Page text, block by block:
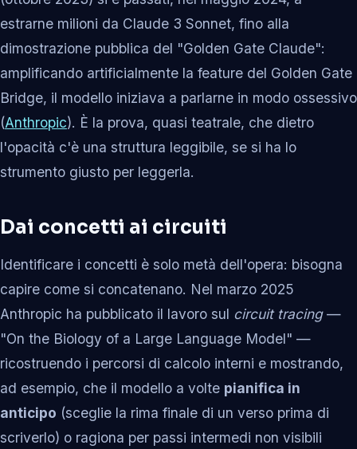
estrarne milioni da Claude 3 Sonnet, fino alla
dimostrazione pubblica del "Golden Gate Claude":
amplificando artificialmente la feature del Golden Gate
Bridge, il modello iniziava a parlarne in modo ossessivo
(Anthropic). È la prova, quasi teatrale, che dietro
l'opacità c'è una struttura leggibile, se si ha lo
strumento giusto per leggerla.
Dai concetti ai circuiti
Identificare i concetti è solo metà dell'opera: bisogna
capire come si concatenano. Nel marzo 2025
Anthropic ha pubblicato il lavoro sul circuit tracing—
"On the Biology of a Large Language Model" —
ricostruendo i percorsi di calcolo interni e mostrando,
ad esempio, che il modello a volte pianifica in
anticipo (sceglie la rima finale di un verso prima di
scriverlo) o ragiona per passi intermedi non visibili